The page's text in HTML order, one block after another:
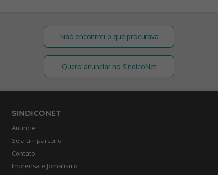
Não encontrei o que procurava
Quero anunciar no SíndicoNet
SINDICONET
Anuncie
Seja um parceiro
Contato
Imprensa e Jornalismo